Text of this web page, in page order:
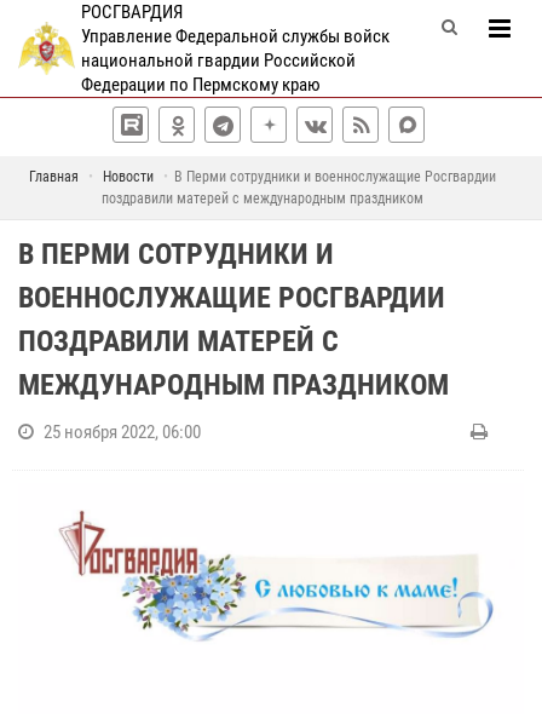
РОСГВАРДИЯ
Управление Федеральной службы войск
национальной гвардии Российской
Федерации по Пермскому краю
Главная Новости
В Перми сотрудники и военнослужащие Росгвардии
поздравили матерей с международным праздником
В ПЕРМИ СОТРУДНИКИ И
ВОЕННОСЛУЖАЩИЕ РОСГВАРДИИ
ПОЗДРАВИЛИ МАТЕРЕЙ С
МЕЖДУНАРОДНЫМ ПРАЗДНИКОМ
25 ноября 2022, 06:00